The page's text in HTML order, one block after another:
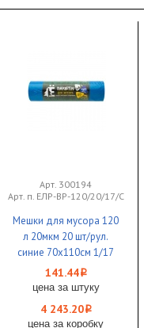
Арт. 300194
Арт. п. ЕЛР-ВР-120/20/17/С
Мешки для мусора 120
л 20мкм 20 шт/рул.
синие 70х110см 1/17
141.44i
цена за штуку
4 243.20i
цена за коробку